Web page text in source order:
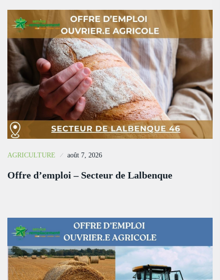
AGRICULTURE août 7, 2026
Offre d’emploi – Secteur de Lalbenque